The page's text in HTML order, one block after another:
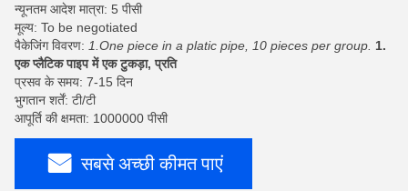
न्यूनतम आदेश मात्रा: 5 पीसी
मूल्य: To be negotiated
पैकेजिंग विवरण: 1.One piece in a platic pipe, 10 pieces per group. 1.
एक प्लैटिक पाइप में एक टुकड़ा, प्रति
प्रसव के समय: 7-15 दिन
भुगतान शर्तें: टी/टी
आपूर्ति की क्षमता: 1000000 पीसी
सबसे अच्छी कीमत पाएं